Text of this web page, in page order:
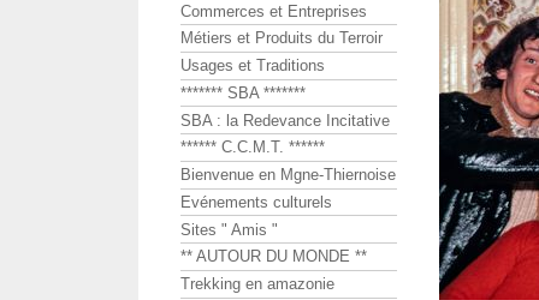
Commerces et Entreprises
Métiers et Produits du Terroir
Usages et Traditions
******* SBA *******
SBA : la Redevance Incitative
****** C.C.M.T. ******
Bienvenue en Mgne-Thiernoise
Evénements culturels
Sites " Amis "
** AUTOUR DU MONDE **
Trekking en amazonie